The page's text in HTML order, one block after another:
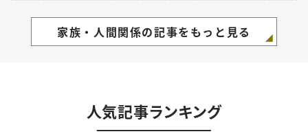
家族・人間関係の記事をもっと見る
人気記事ランキング